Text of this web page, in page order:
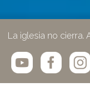
La iglesia no cierra.